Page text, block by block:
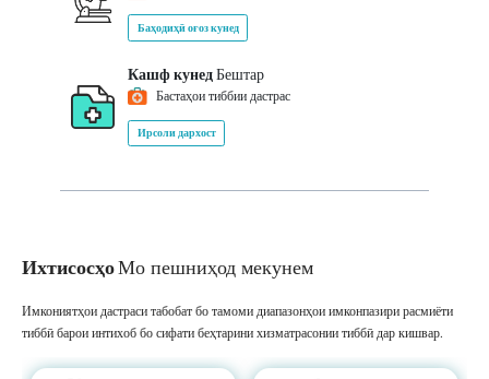
Баҳодиҳӣ оғоз кунед
Кашф кунедБештар
Бастаҳои тиббии дастрас
Ирсоли дархост
ИхтисосҳоМо пешниҳод мекунем
Имкониятҳои дастраси табобат бо тамоми диапазонҳои имконпазири расмиёти
тиббӣ барои интихоб бо сифати беҳтарини хизматрасонии тиббӣ дар кишвар.